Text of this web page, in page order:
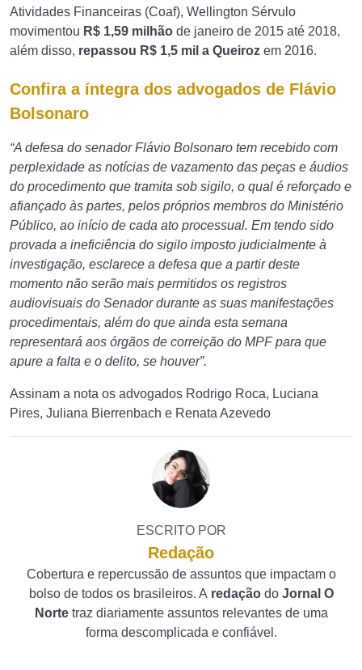
Atividades Financeiras (Coaf), Wellington Sérvulo
movimentou R$ 1,59 milhão de janeiro de 2015 até 2018,
além disso, repassou R$ 1,5 mil a Queiroz em 2016.
Confira a íntegra dos advogados de Flávio
Bolsonaro
“A defesa do senador Flávio Bolsonaro tem recebido com
perplexidade as notícias de vazamento das peças e áudios
do procedimento que tramita sob sigilo, o qual é reforçado e
afiançado às partes, pelos próprios membros do Ministério
Público, ao início de cada ato processual. Em tendo sido
provada a ineficiência do sigilo imposto judicialmente à
investigação, esclarece a defesa que a partir deste
momento não serão mais permitidos os registros
audiovisuais do Senador durante as suas manifestações
procedimentais, além do que ainda esta semana
representará aos órgãos de correição do MPF para que
apure a falta e o delito, se houver”.
Assinam a nota os advogados Rodrigo Roca, Luciana
Pires, Juliana Bierrenbach e Renata Azevedo
ESCRITO POR
Redação
Cobertura e repercussão de assuntos que impactam o
bolso de todos os brasileiros. A redação do Jornal O
Norte traz diariamente assuntos relevantes de uma
forma descomplicada e confiável.